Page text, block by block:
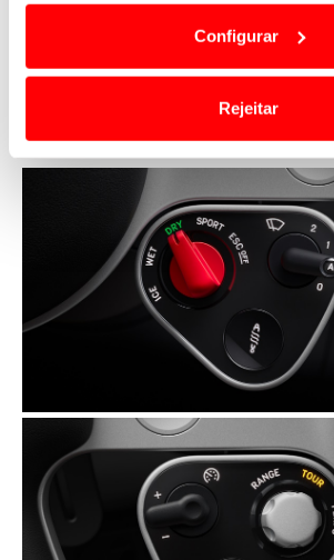
termos e a todo o tempo as suas
o acesso a informações durante a
personalizar conteúdos e anúncios,
funcionalidades de redes sociais, bem
analisar dados de navegação no nosso
Adicionalmente partilhamos
utilização do nosso site de publicidade
parceiros e organizações na UE e em
O ACP garantirá que as transferências
dados pessoais serão realizadas
consentimento e quando tal se afigure
necessário no contexto dos serviços a
Realçamos que o bloqueio de certo tipo
tecnologias similares pode ter impacto
Configurar
Rejeitar